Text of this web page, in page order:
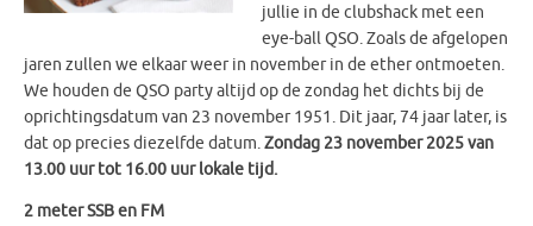
jullie in de clubshack met een
eye-ball QSO. Zoals de afgelopen
jaren zullen we elkaar weer in november in de ether ontmoeten.
We houden de QSO party altijd op de zondag het dichts bij de
oprichtingsdatum van 23 november 1951. Dit jaar, 74 jaar later, is
dat op precies diezelfde datum.Zondag 23 november 2025 van
13.00 uur tot 16.00 uur lokale tijd.
2 meter SSB en FM